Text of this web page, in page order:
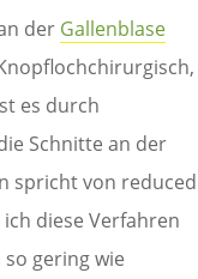
der Gallenblase
es durch
Schnitte an der
spricht von reduced
diese Verfahren
gering wie